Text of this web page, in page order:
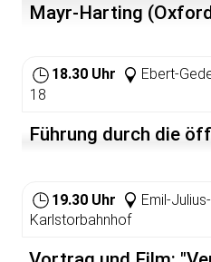
Mayr-Harting
Mittelalters" mit Kurt
18.30 Uhr
Ebert-
18
Führung durch die
19.30 Uhr
Emil-
Karlstorbahnhof